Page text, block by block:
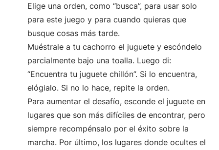
Elige una orden, como “busca”, para usar solo
para este juego y para cuando quieras que
busque cosas más tarde.
Muéstrale a tu cachorro el juguete y escóndelo
parcialmente bajo una toalla. Luego di:
“Encuentra tu juguete chillón”. Si lo encuentra,
elógialo. Si no lo hace, repite la orden.
Para aumentar el desafío, esconde el juguete en
lugares que son más difíciles de encontrar, pero
siempre recompénsalo por el éxito sobre la
marcha. Por último, los lugares donde ocultes el